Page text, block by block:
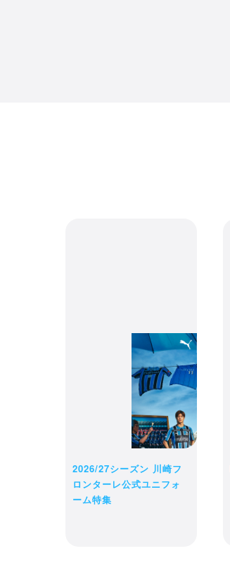
2026/27シーズン 川崎フ
ロンターレ公式ユニフォ
ーム特集